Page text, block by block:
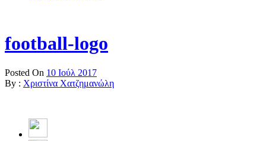
football-logo
Posted On 10 Ιούλ 2017
By : Χριστίνα Χατζημανώλη